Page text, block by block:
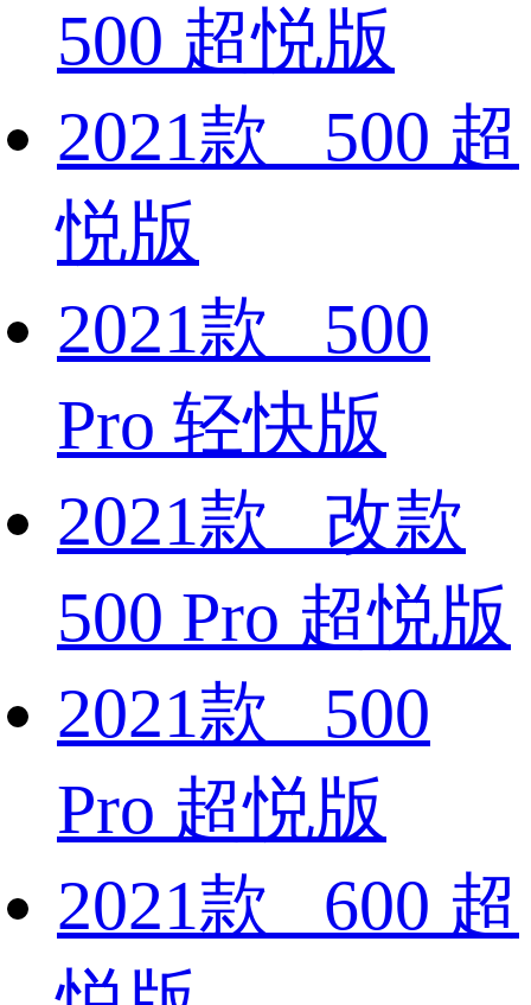
500 超悦版
2021款 500 超
悦版
2021款 500
Pro 轻快版
2021款 改款
500 Pro 超悦版
2021款 500
Pro 超悦版
2021款 600 超